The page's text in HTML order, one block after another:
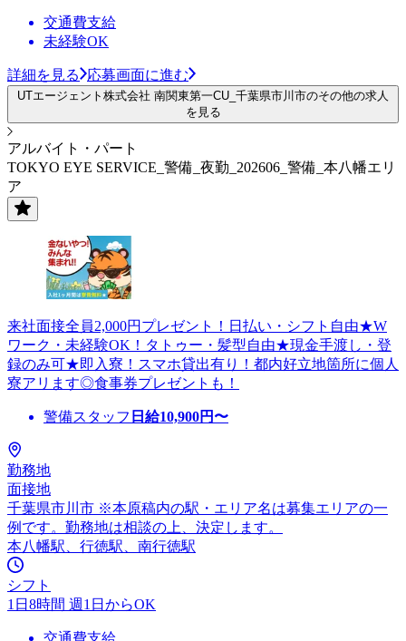
交通費支給
未経験OK
詳細を見る 応募画面に進む
UTエージェント株式会社 南関東第一CU_千葉県市川市のその他の求人
を見る
アルバイト・パート
TOKYO EYE SERVICE_警備_夜勤_202606_警備_本八幡エリ
ア
来社面接全員2,000円プレゼント！日払い・シフト自由★W
ワーク・未経験OK！タトゥー・髪型自由★現金手渡し・登
録のみ可★即入寮！スマホ貸出有り！都内好立地箇所に個人
寮アリます◎食事券プレゼントも！
警備スタッフ 日給10,900円〜
勤務地
面接地
千葉県市川市 ※本原稿内の駅・エリア名は募集エリアの一
例です。勤務地は相談の上、決定します。
本八幡駅、行徳駅、南行徳駅
シフト
1日8時間 週1日からOK
交通費支給